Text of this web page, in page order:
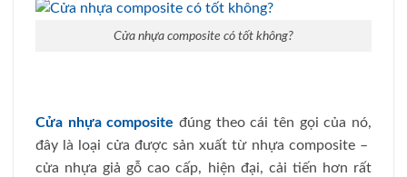
Cửa nhựa composite có tốt không?
Cửa nhựa composite đúng theo cái tên gọi của nó,
đây là loại cửa được sản xuất từ nhựa composite –
cửa nhựa giả gỗ cao cấp, hiện đại, cải tiến hơn rất